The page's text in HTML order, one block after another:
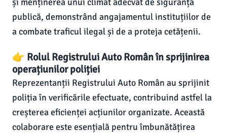
publică, demonstrând angajamentul instituțiilor de
a combate traficul ilegal și de a proteja cetățenii.
👉 Rolul Registrului Auto Român în sprijinirea
operațiunilor poliției
Reprezentanții Registrului Auto Român au sprijinit
poliția în verificările efectuate, contribuind astfel la
creșterea eficienței acțiunilor organizate. Această
colaborare este esențială pentru îmbunătățirea